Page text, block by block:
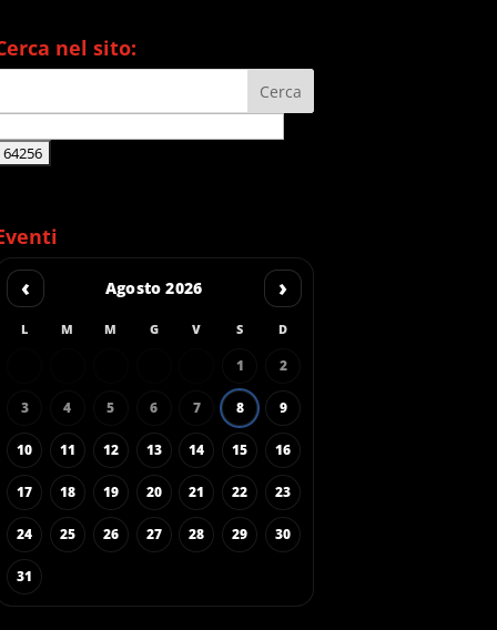
nel sito:
‹ Agosto 2026 ›
L M M G V S D
1 2
3 4 5 6 7 8 9
10 11 12 13 14 15 16
17 18 19 20 21 22 23
24 25 26 27 28 29 30
31